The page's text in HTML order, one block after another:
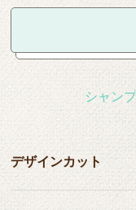
シャン
デザインカット